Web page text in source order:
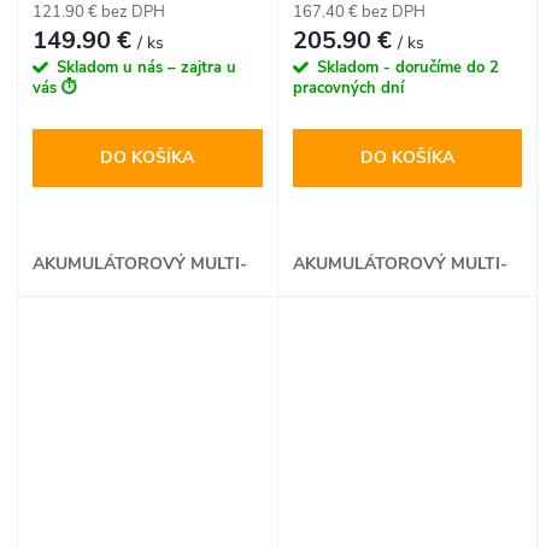
121.90 € bez DPH
149.90 €/ ks
Skladom u nás – zajtra u
vás ⏱️
DO KOŠÍKA
AKUMULÁTOROVÝ MULTI-
167.40 € bez DPH
205.90 €/ ks
Skladom - doručíme do 2
pracovných dní
DO KOŠÍKA
AKUMULÁTOROVÝ MULTI-